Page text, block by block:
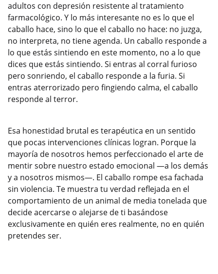
adultos con depresión resistente al tratamiento
farmacológico. Y lo más interesante no es lo que el
caballo hace, sino lo que el caballo no hace: no juzga,
no interpreta, no tiene agenda. Un caballo responde a
lo que estás sintiendo en este momento, no a lo que
dices que estás sintiendo. Si entras al corral furioso
pero sonriendo, el caballo responde a la furia. Si
entras aterrorizado pero fingiendo calma, el caballo
responde al terror.
Esa honestidad brutal es terapéutica en un sentido
que pocas intervenciones clínicas logran. Porque la
mayoría de nosotros hemos perfeccionado el arte de
mentir sobre nuestro estado emocional —a los demás
y a nosotros mismos—. El caballo rompe esa fachada
sin violencia. Te muestra tu verdad reflejada en el
comportamiento de un animal de media tonelada que
decide acercarse o alejarse de ti basándose
exclusivamente en quién eres realmente, no en quién
pretendes ser.